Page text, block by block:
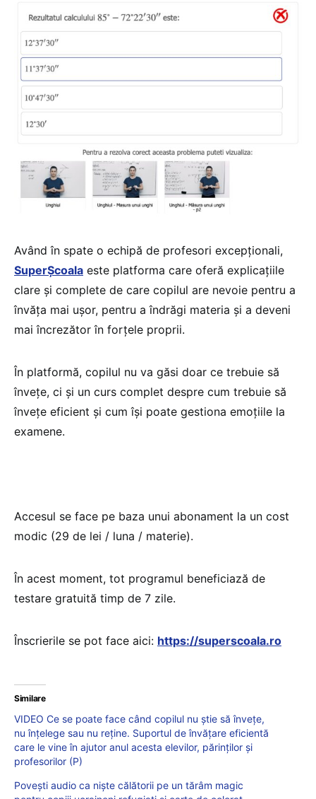
Având în spate o echipă de profesori excepționali,
SuperȘcoala este platforma care oferă explicațiile
clare și complete de care copilul are nevoie pentru a
învăța mai ușor, pentru a îndrăgi materia și a deveni
mai încrezător în forțele proprii.
În platformă, copilul nu va găsi doar ce trebuie să
învețe, ci și un curs complet despre cum trebuie să
învețe eficient și cum își poate gestiona emoțiile la
examene.
Accesul se face pe baza unui abonament la un cost
modic (29 de lei / luna / materie).
În acest moment, tot programul beneficiază de
testare gratuită timp de 7 zile.
Înscrierile se pot face aici: https://superscoala.ro
Similare
VIDEO Ce se poate face când copilul nu știe să învețe,
nu înțelege sau nu reține. Suportul de învățare eficientă
care le vine în ajutor anul acesta elevilor, părinților și
profesorilor (P)
Povești audio ca niște călătorii pe un tărâm magic